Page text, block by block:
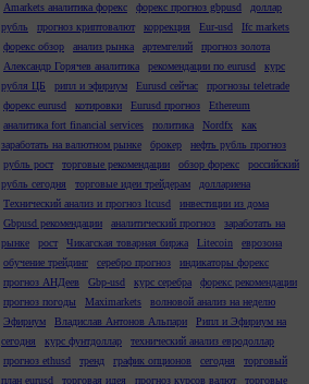
Amarkets аналитика форекс
форекс прогноз gbpusd
доллар
рубль
прогноз криптовалют коррекция Eur-usd
Ifc markets
форекс обзор
анализ рынка артемгелий
прогноз золота
Александр Горячев аналитика
рекомендации по eurusd
курс
рубля ЦБ
рипл и эфириум Eurusd сейчас
прогнозы teletrade
форекс eurusd
котировки Eurusd прогноз
Ethereum
аналитика fort financial services
политика Nordfx
как
заработать на валютном рынке
брокер
нефть рубль прогноз
рубль рост
торговые рекомендации обзор форекс
российский
рубль сегодня
торговые идеи трейдерам
доллариена
Технический анализ и прогноз ltcusd
инвестиции из дома
Gbpusd рекомендации
аналитический прогноз
заработать на
рынке
рост Чикагская товарная биржа Litecoin
еврозона
обучение трейдинг
серебро прогноз
индикаторы форекс
прогноз АНДеев
Gbp-usd курс серебра
форекс рекомендации
прогноз погоды
Maximarkets
волновой анализ на неделю
Эфириум
Владислав Антонов Альпари
Рипл и Эфириум на
сегодня
курс фунтдоллар
технический анализ евродоллар
прогноз ethusd
тренд график опционов сегодня
торговый
план eurusd
торговая идея прогноз курсов валют торговые